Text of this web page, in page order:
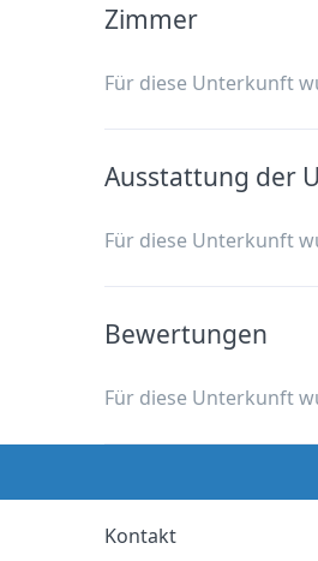
Zimmer
Für diese Unterkunft
Ausstattung der
Für diese Unterkunft
Bewertungen
Für diese Unterkunft
Kontakt